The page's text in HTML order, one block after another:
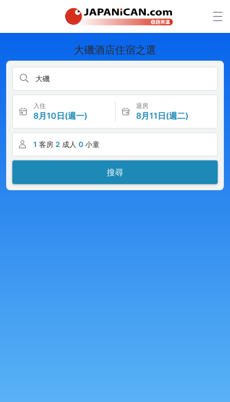
大磯酒店住宿之選
大磯
入住
8月10日(週一)
退房
8月11日(週二)
1 客房 2 成人 0 小童
搜尋